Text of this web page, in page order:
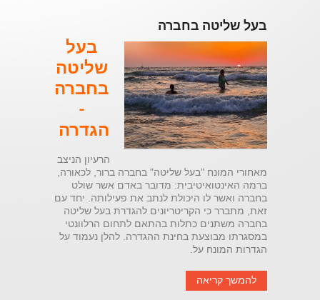
בעל שליטה בחברה
בעל
שליטה
בחברה
-
הגדרה
הרעיון הניצב
מאחורי המונח "בעל שליטה" בחברה ברור, לכאורה,
ברמה האינטואיטיבית: מדובר באדם אשר שולט
בחברה ואשר לו היכולת לנתב את פעילותה. יחד עם
זאת, מתברר כי הקריטריונים להגדרת בעל שליטה
בחברה משתנים כתלות בהתאם לתחום הרלוונטי
במסגרתו מבוצעת בחינת ההגדרה. להלן נעמוד על
הגדרות המונח על.
להמשך קריאה